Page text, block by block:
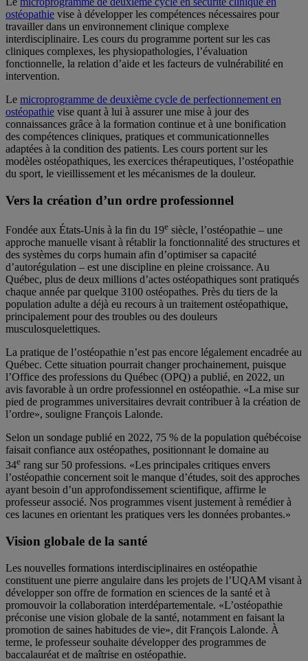
ostéopathie vise à développer les compétences nécessaires pour
travailler dans un environnement clinique complexe
interdisciplinaire. Les cours du programme portent sur les cas
cliniques complexes, les physiopathologies, l’évaluation
fonctionnelle, la relation d’aide et les facteurs de vulnérabilité en
intervention.
Le microprogramme de deuxième cycle de perfectionnement en
ostéopathie vise quant à lui à assurer une mise à jour des
connaissances grâce à la formation continue et à une bonification
des compétences cliniques, pratiques et communicationnelles
adaptées à la condition des patients. Les cours portent sur les
modèles ostéopathiques, les exercices thérapeutiques, l’ostéopathie
du sport, le vieillissement et les mécanismes de la douleur.
Vers la création d’un ordre professionnel
Fondée aux États-Unis à la fin du 19e siècle, l’ostéopathie – une
approche manuelle visant à rétablir la fonctionnalité des structures et
des systèmes du corps humain afin d’optimiser sa capacité
d’autorégulation – est une discipline en pleine croissance. Au
Québec, plus de deux millions d’actes ostéopathiques sont pratiqués
chaque année par quelque 3100 ostéopathes. Près du tiers de la
population adulte a déjà eu recours à un traitement ostéopathique,
principalement pour des troubles ou des douleurs
musculosquelettiques.
La pratique de l’ostéopathie n’est pas encore légalement encadrée au
Québec. Cette situation pourrait changer prochainement, puisque
l’Office des professions du Québec (OPQ) a publié, en 2022, un
avis favorable à un ordre professionnel en ostéopathie. «La mise sur
pied de programmes universitaires devrait contribuer à la création de
l’ordre», souligne François Lalonde.
Selon un sondage publié en 2022, 75 % de la population québécoise
faisait confiance aux ostéopathes, positionnant le domaine au
34e rang sur 50 professions. «Les principales critiques envers
l’ostéopathie concernent soit le manque d’études, soit des approches
ayant besoin d’un approfondissement scientifique, affirme le
professeur associé. Nos programmes visent justement à remédier à
ces lacunes en orientant les pratiques vers les données probantes.»
Vision globale de la santé
Les nouvelles formations interdisciplinaires en ostéopathie
constituent une pierre angulaire dans les projets de l’UQAM visant à
développer son offre de formation en sciences de la santé et à
promouvoir la collaboration interdépartementale. «L’ostéopathie
préconise une vision globale de la santé, notamment en faisant la
promotion de saines habitudes de vie», dit François Lalonde. À
terme, le professeur souhaite développer des programmes de
baccalauréat et de maîtrise en ostéopathie.